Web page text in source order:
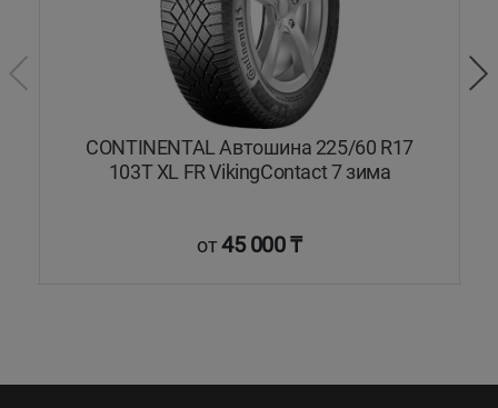
CONTINENTAL Автошина 225/60 R17
103T XL FR VikingContact 7 зима
от45 000 ₸